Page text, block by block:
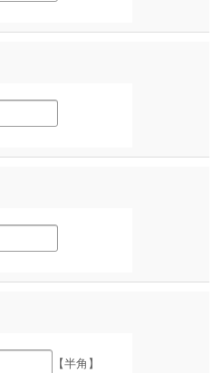
【半角】